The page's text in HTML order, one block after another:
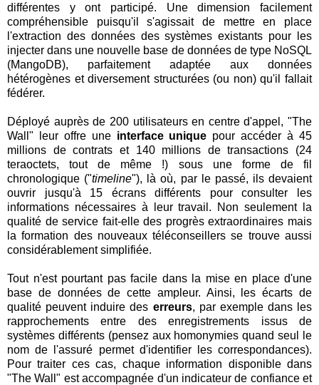
différentes y ont participé. Une dimension facilement
compréhensible puisqu'il s'agissait de mettre en place
l'extraction des données des systèmes existants pour les
injecter dans une nouvelle base de données de type NoSQL
(MangoDB), parfaitement adaptée aux données
hétérogènes et diversement structurées (ou non) qu'il fallait
fédérer.
Déployé auprès de 200 utilisateurs en centre d'appel, "The
Wall" leur offre une interface unique pour accéder à 45
millions de contrats et 140 millions de transactions (24
teraoctets, tout de même !) sous une forme de fil
chronologique ("timeline"), là où, par le passé, ils devaient
ouvrir jusqu'à 15 écrans différents pour consulter les
informations nécessaires à leur travail. Non seulement la
qualité de service fait-elle des progrès extraordinaires mais
la formation des nouveaux téléconseillers se trouve aussi
considérablement simplifiée.
Tout n'est pourtant pas facile dans la mise en place d'une
base de données de cette ampleur. Ainsi, les écarts de
qualité peuvent induire des erreurs, par exemple dans les
rapprochements entre des enregistrements issus de
systèmes différents (pensez aux homonymies quand seul le
nom de l'assuré permet d'identifier les correspondances).
Pour traiter ces cas, chaque information disponible dans
"The Wall" est accompagnée d'un indicateur de confiance et